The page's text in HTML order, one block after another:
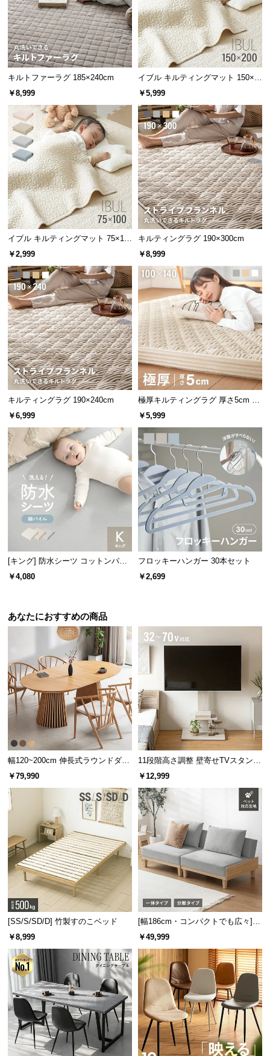
商
品
の
配
送
に
つ
い
て
小
型
商
品
の
配
送
に
つ
い
て
開
梱
設
置
サ
ー
ビ
ス
に
つ
い
て
搬
入
経
路
に
つ
い
返
ャ
ン
セ
ル
い
て
保
い
て
会
員
規
に
つ
い
て
客
キルトファーラグ 185×240cm
￥8,999
イブル キルティングマット 150×2
00cm コットン100%
￥5,999
イブル キルティングマット 75×10
0cm コットン100%
￥2,999
キルティングラグ 190×300cm
￥8,999
キルティングラグ 190×240cm
￥6,999
極厚キルティングラグ 厚さ5cm 10
0×140cm
￥5,999
[キング] 防水シーツ コットンパイ
ル
￥4,080
フロッキーハンガー 30本セット
￥2,699
あなたにおすすめの商品
幅120~200cm 伸長式ラウンドダイ
ニングテーブル 6人掛け 天然木突
￥79,990
11段階高さ調整 壁寄せTVスタンド
キャスター付き 上下左右角度調節
￥12,999
[SS/S/SD/D] 竹製すのこベッド
￥8,999
[幅186cm・コンパクトでも広々] 3
人掛けソファベッド リクライニン
￥49,999